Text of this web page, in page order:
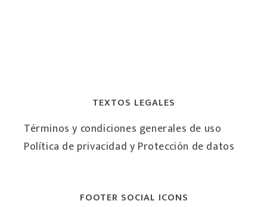
TEXTOS LEGALES
Términos y condiciones generales de uso
Política de privacidad y Protección de datos
FOOTER SOCIAL ICONS